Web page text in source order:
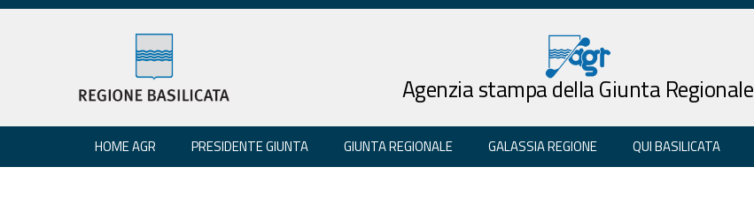
Agenzia stampa della Giunta Regionale
HOME AGR PRESIDENTE GIUNTA GIUNTA REGIONALE GALASSIA REGIONE QUI BASILICATA